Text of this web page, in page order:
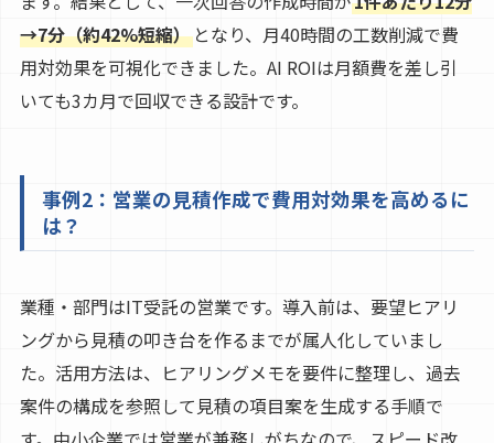
→7分（約42%短縮）となり、月40時間の工数削減で費
用対効果を可視化できました。AI ROIは月額費を差し引
いても3カ月で回収できる設計です。
事例2：営業の見積作成で費用対効果を高めるに
は？
業種・部門はIT受託の営業です。導入前は、要望ヒアリ
ングから見積の叩き台を作るまでが属人化していまし
た。活用方法は、ヒアリングメモを要件に整理し、過去
案件の構成を参照して見積の項目案を生成する手順で